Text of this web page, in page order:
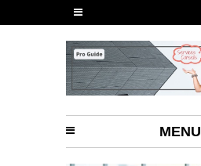
MENU